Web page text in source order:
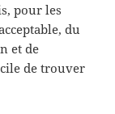
pour les
du
et de
de trouver